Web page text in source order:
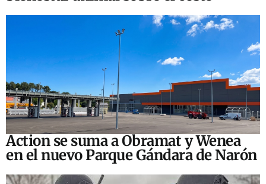
Action se suma a Obramat y Wenea
en el nuevo Parque Gándara de Narón